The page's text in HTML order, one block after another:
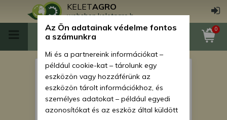
KELETAGRO
webshop.keletagro.hu
0
Force 108 hidraulika
munkahenger (kisgém
mozgató)
Az Ön adatainak védelme fontos
a számunkra
Mi és a partnereink információkat –
például cookie-kat – tárolunk egy
eszközön vagy hozzáférünk az
eszközön tárolt információkhoz, és
személyes adatokat – például egyedi
azonosítókat és az eszköz által küldött